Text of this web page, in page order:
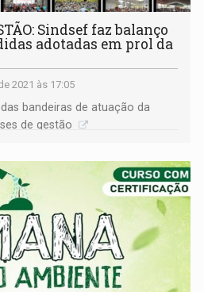
Sindsef faz balanço
adotadas em prol da
2021 às 17:05
bandeiras de atuação da
de gestão